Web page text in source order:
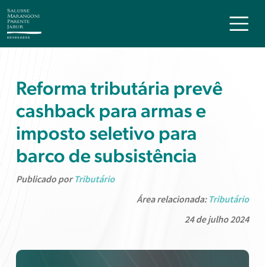
Reforma tributária prevê
cashback para armas e
imposto seletivo para
barco de subsistência
Publicado porTributário
Área relacionada: Tributário
24 de julho 2024